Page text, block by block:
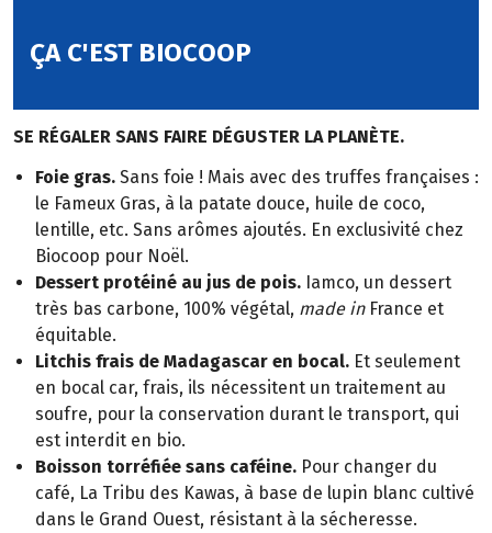
ÇA C'EST BIOCOOP
SE RÉGALER SANS FAIRE DÉGUSTER LA PLANÈTE.
Foie gras. Sans foie ! Mais avec des truffes françaises :
le Fameux Gras, à la patate douce, huile de coco,
lentille, etc. Sans arômes ajoutés. En exclusivité chez
Biocoop pour Noël.
Dessert protéiné au jus de pois. Iamco, un dessert
très bas carbone, 100% végétal, made inFrance et
équitable.
Litchis frais de Madagascar en bocal. Et seulement
en bocal car, frais, ils nécessitent un traitement au
soufre, pour la conservation durant le transport, qui
est interdit en bio.
Boisson torréfiée sans caféine. Pour changer du
café, La Tribu des Kawas, à base de lupin blanc cultivé
dans le Grand Ouest, résistant à la sécheresse.